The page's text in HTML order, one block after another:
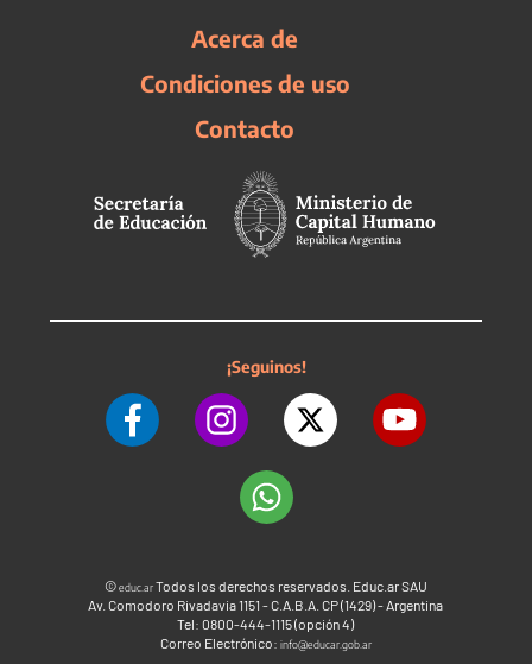
Acerca de
Condiciones de uso
Contacto
¡Seguinos!
©educ.arTodos los derechos reservados. Educ.ar SAU
Av. Comodoro Rivadavia 1151 - C.A.B.A. CP (1429) - Argentina
Tel: 0800-444-1115 (opción 4)
Correo Electrónico: info@educar.gob.ar